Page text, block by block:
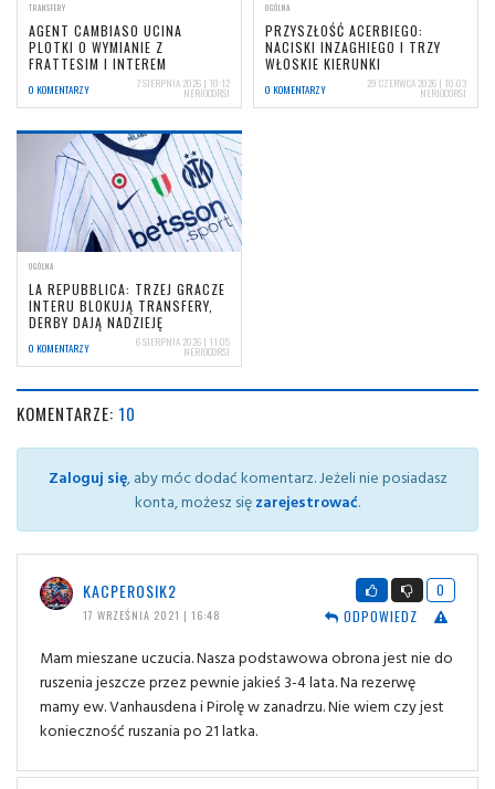
TRANSFERY
AGENT CAMBIASO UCINA
PLOTKI O WYMIANIE Z
FRATTESIM I INTEREM
0 KOMENTARZY 7 SIERPNIA 2026 | 10:12
NERIOCORSI
OGÓLNA
PRZYSZŁOŚĆ ACERBIEGO:
NACISKI INZAGHIEGO I TRZY
WŁOSKIE KIERUNKI
0 KOMENTARZY 29 CZERWCA 2026 | 10:03
NERIOCORSI
OGÓLNA
LA REPUBBLICA: TRZEJ GRACZE
INTERU BLOKUJĄ TRANSFERY,
DERBY DAJĄ NADZIEJĘ
0 KOMENTARZY 6 SIERPNIA 2026 | 11:05
NERIOCORSI
KOMENTARZE: 10
Zaloguj się, aby móc dodać komentarz. Jeżeli nie posiadasz
konta, możesz sięzarejestrować.
KACPEROSIK2
17 WRZEŚNIA 2021 | 16:48
0
ODPOWIEDZ
Mam mieszane uczucia. Nasza podstawowa obrona jest nie do
ruszenia jeszcze przez pewnie jakieś 3-4 lata. Na rezerwę
mamy ew. Vanhausdena i Pirolę w zanadrzu. Nie wiem czy jest
konieczność ruszania po 21 latka.